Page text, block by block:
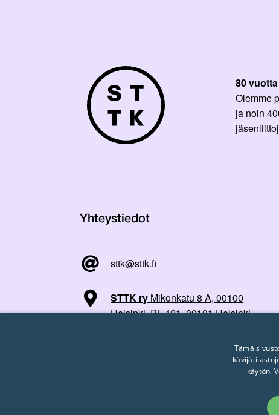
80
Olemme
ja noin
Yhteystiedot
sttk@sttk.fi
STTK ry Mikonkatu 8 A, 00100
Helsinki, PL 421, 00101 Helsinki
Tämä
käytön.